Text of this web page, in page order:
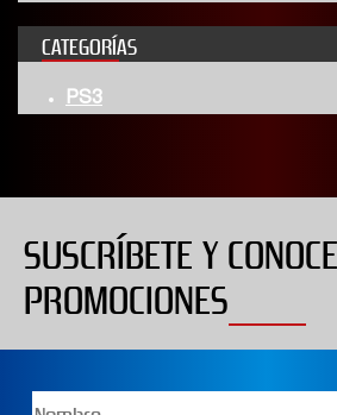
CATEGORÍAS
PS3
SUSCRÍBETE Y
PROMOCIONES